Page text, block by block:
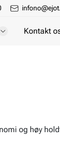
Kontakt
og høy